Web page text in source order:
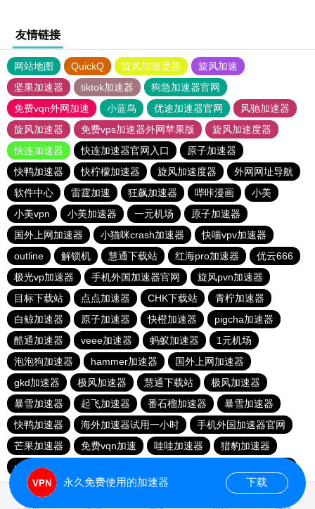
友情链接
网站地图 QuickQ 旋风加速度器
旋风加速
坚果加速器
tiktok加速器
狗急加速器官网
免费vqn外网加速
小蓝鸟 优途加速器官网
风驰加速器
旋风加速器
免费vps加速器外网苹果版
旋风加速度器
快连加速器
快连加速器官网入口
原子加速器
快鸭加速器
快柠檬加速器 旋风加速度器
外网网址导航
软件中心
雷霆加速 狂飙加速器 哔咔漫画
小美
小美vpn
小美加速器 一元机场
原子加速器
国外上网加速器
小猫咪crash加速器
快喵vpv加速器
outline
解锁机 慧通下载站 红海pro加速器
优云666
极光vp加速器
手机外国加速器官网
旋风pvn加速器
目标下载站
点点加速器 CHK下载站
青柠加速器
白鲸加速器
原子加速器 快橙加速器
pigcha加速器
酷通加速器
veee加速器 蚂蚁加速器
1元机场
泡泡狗加速器
hammer加速器
国外上网加速器
gkd加速器
极风加速器 慧通下载站
极风加速器
暴雪加速器
起飞加速器 番石榴加速器
暴雪加速器
快鸭加速器
海外加速器试用一小时
手机外国加速器官网
芒果加速器
免费vqn加速 哇哇加速器
猎豹加速器
gkd加速器
永久免费使用的加速器 下载